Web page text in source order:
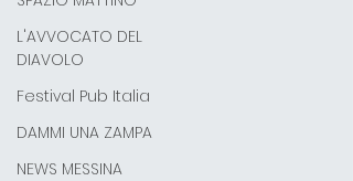
L'AVVOCATO DEL
DIAVOLO
Festival Pub Italia
DAMMI UNA ZAMPA
NEWS MESSINA